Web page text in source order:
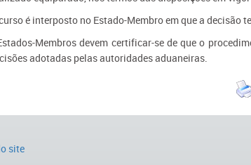
é interposto no Estado-Membro em que a decisão
Membros devem certificar-se de que o
adotadas pelas autoridades aduaneiras.
site